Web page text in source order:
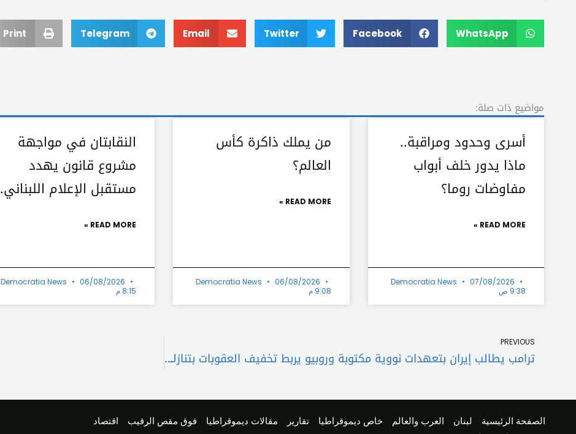
WhatsApp
Facebook
Twitter
Email
Telegram
Print
مواضيع ذات صلة:
أسرى وحدود ومراقبة..
ماذا يدور خلف أبواب
مفاوضات روما؟
READ MORE »
Democratia News
07/08/2026
9:38 ص
من يملك ذاكرة كأس
العالم؟
READ MORE »
Democratia News
06/08/2026
9:08 م
النقابتان في مواجهة
مشروع قانون يهدد
مستقبل الإعلام اللبناني.
READ MORE »
Democratia News
06/08/2026
8:15 م
PREVIOUS
ترامب يطالب إيران بتعهدات نووية مكتوبة وروبيو يربط تخفيف العقوبات بتنازلات واضحة
الصفحة الرئيسية لبنان العرب والعالم خاص ديموقراطيا تقارير مقالات ديموقراطيا فوق مقص الرقيب
اقتصاد